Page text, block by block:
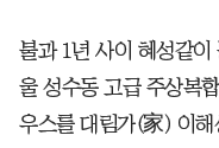
불과 1년 사이 혜성같
울 성수동 고급 주상복
우스를 대림가(家) 이해